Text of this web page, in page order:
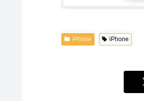
iPhone iPhone